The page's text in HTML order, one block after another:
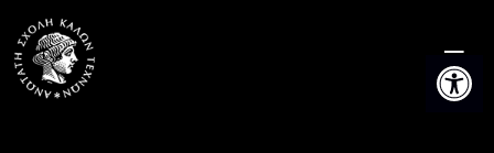
content